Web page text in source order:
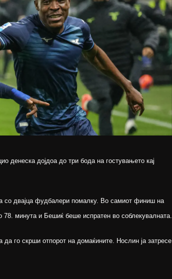
денеска дојдоа до три бода на гостувањето кај
со двајца фудбалери помалку. Во самиот финиш на
минута и Бешиќ беше испратен во соблекувалната.
го скрши отпорот на домаќините. Нослин ја затресе